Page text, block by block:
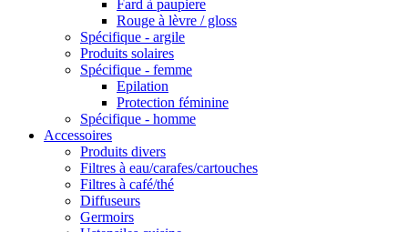
Fard à paupiere
Rouge à lèvre / gloss
Spécifique - argile
Produits solaires
Spécifique - femme
Epilation
Protection féminine
Spécifique - homme
Accessoires
Produits divers
Filtres à eau/carafes/cartouches
Filtres à café/thé
Diffuseurs
Germoirs